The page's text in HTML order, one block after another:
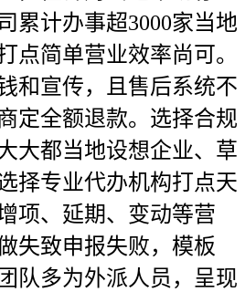
累计办事超3000家当地
点简单营业效率尚可。
和宣传，且售后系统不
定全额退款。选择合规
大都当地设想企业、草
择专业代办机构打点天
项、延期、变动等营
失致申报失败，模板
队多为外派人员，呈现